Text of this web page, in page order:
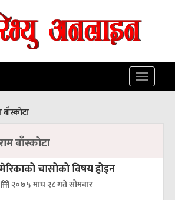
Toggle
बाँस्कोटा
चासोको विषय होइन
२०७५ माघ २८ गते सोमवार